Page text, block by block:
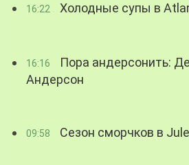
16:22 Холодные супы в
16:16
Пора андерсонить:
Андерсон
09:58 Сезон сморчков в